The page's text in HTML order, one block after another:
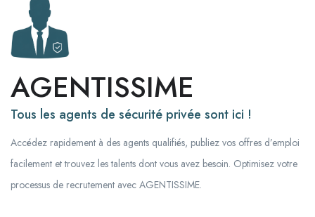
AGENTISSIME
Tous les agents de sécurité privée sont ici !
Accédez rapidement à des agents qualifiés, publiez vos offres d’emploi
facilement et trouvez les talents dont vous avez besoin. Optimisez votre
processus de recrutement avec AGENTISSIME.